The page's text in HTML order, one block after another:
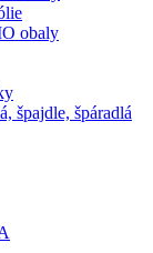
obaly
špajdle, špáradlá